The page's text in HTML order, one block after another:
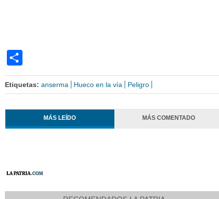
Etiquetas: anserma Hueco en la vía Peligro
MÁS LEÍDO MÁS COMENTADO